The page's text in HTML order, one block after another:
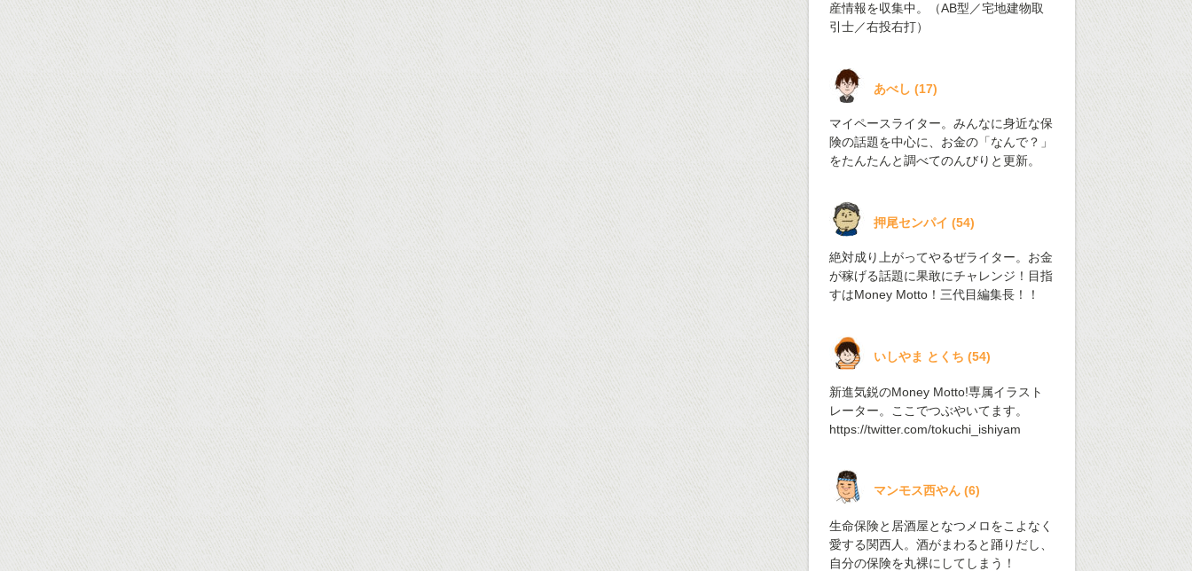
産情報を収集中。（AB型／宅地建物取
引士／右投右打）
あべし (17)
マイペースライター。みんなに身近な保
険の話題を中心に、お金の「なんで？」
をたんたんと調べてのんびりと更新。
押尾センパイ (54)
絶対成り上がってやるぜライター。お金
が稼げる話題に果敢にチャレンジ！目指
すはMoney Motto！三代目編集長！！
いしやま とくち (54)
新進気鋭のMoney Motto!専属イラスト
レーター。ここでつぶやいてます。
https://twitter.com/tokuchi_ishiyam
マンモス西やん (6)
生命保険と居酒屋となつメロをこよなく
愛する関西人。酒がまわると踊りだし、
自分の保険を丸裸にしてしまう！